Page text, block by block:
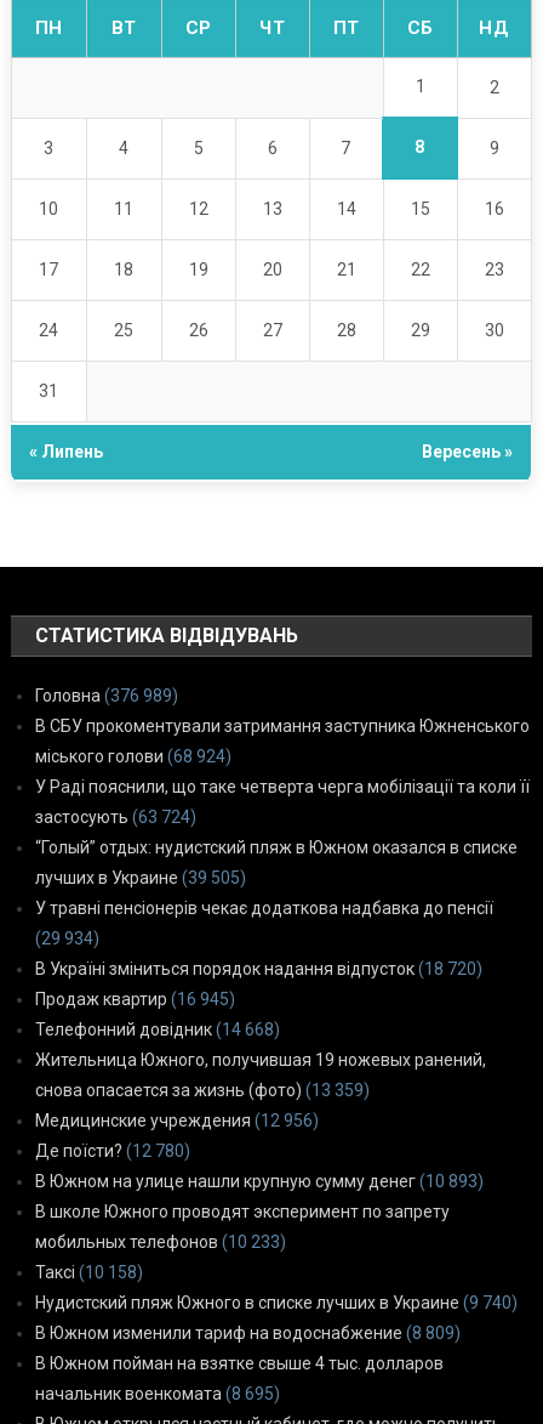
ПН ВТ СР ЧТ ПТ СБ НД
1 2
3 4 5 6 7 8 9
10 11 12 13 14 15 16
17 18 19 20 21 22 23
24 25 26 27 28 29 30
31
« Липень Вересень »
СТАТИСТИКА ВІДВІДУВАНЬ
Головна (376 989)
В СБУ прокоментували затримання заступника Южненського
міського голови (68 924)
У Раді пояснили, що таке четверта черга мобілізації та коли її
застосують (63 724)
“Голый” отдых: нудистский пляж в Южном оказался в списке
лучших в Украине (39 505)
У травні пенсіонерів чекає додаткова надбавка до пенсії
(29 934)
В Україні зміниться порядок надання відпусток(18 720)
Продаж квартир (16 945)
Телефонний довідник(14 668)
Жительница Южного, получившая 19 ножевых ранений,
снова опасается за жизнь (фото) (13 359)
Медицинские учреждения (12 956)
Де поїсти? (12 780)
В Южном на улице нашли крупную сумму денег(10 893)
В школе Южного проводят эксперимент по запрету
мобильных телефонов (10 233)
Таксі (10 158)
Нудистский пляж Южного в списке лучших в Украине (9 740)
В Южном изменили тариф на водоснабжение (8 809)
В Южном пойман на взятке свыше 4 тыс. долларов
начальник военкомата (8 695)